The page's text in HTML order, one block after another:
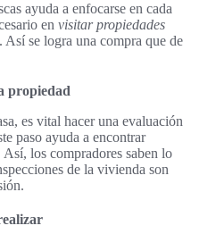
ayuda a enfocarse en cada
en visitar propiedades
Así se logra una compra que de
propiedad
es vital hacer una evaluación
paso ayuda a encontrar
los compradores saben lo
de la vivienda son